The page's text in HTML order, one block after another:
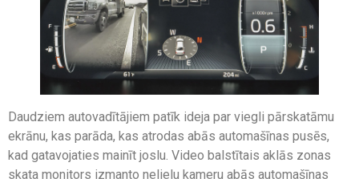
Daudziem autovadītājiem patīk ideja par viegli pārskatāmu
ekrānu, kas parāda, kas atrodas abās automašīnas pusēs,
kad gatavojaties mainīt joslu. Video balstītais aklās zonas
skata monitors izmanto nelielu kameru abās automašīnas